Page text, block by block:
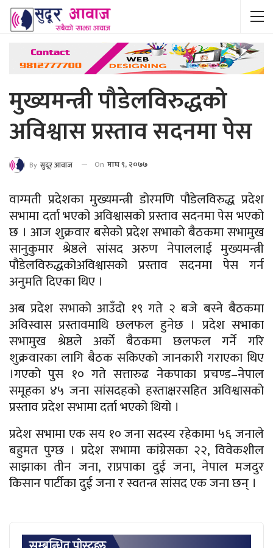
मुख्यमन्त्री पौडेलविरुद्धको
अविश्वास प्रस्ताव सदनमा पेस
By सुदूर आवाज On माघ ९, २०७७
वाग्मती प्रदेशका मुख्यमन्त्री डोरमणि पौडेलविरुद्ध प्रदेश
सभामा दर्ता भएको अविश्वासको प्रस्ताव सदनमा पेस भएको
छ । आज शुक्रवार बसेको प्रदेश सभाको बैठकमा सभामुख
सानुकुमार श्रेष्ठले सांसद अरुण नेपाललाई मुख्यमन्त्री
पौडेलविरुद्धकोअविश्वासको प्रस्ताव सदनमा पेस गर्न
अनुमति दिएका थिए ।
अब प्रदेश सभाको आउँदो १९ गते २ बजे बस्ने बैठकमा
अविस्वास प्रस्तावमाथि छलफल हुनेछ । प्रदेश सभाका
सभामुख श्रेष्ठले अर्को बैठकमा छलफल गर्ने गरि
शुक्रवारका लागि बैठक सकिएको जानकारी गराएका थिए
।गएको पुस १० गते सत्तारुढ नेकपाका प्रचण्ड–नेपाल
समूहका ४५ जना सांसदहको हस्ताक्षरसहित अविश्वासको
प्रस्ताव प्रदेश सभामा दर्ता भएको थियो ।
प्रदेश सभामा एक सय १० जना सदस्य रहेकामा ५६ जनाले
बहुमत पुग्छ । प्रदेश सभामा कांग्रेसका २२, विवेकशील
साझाका तीन जना, राप्रपाका दुई जना, नेपाल मजदुर
किसान पार्टीका दुई जना र स्वतन्त्र सांसद एक जना छन् ।